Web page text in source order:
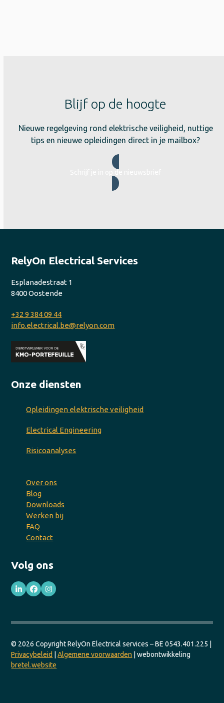
Blijf op de hoogte
Nieuwe regelgeving rond elektrische veiligheid, nuttige
tips en nieuwe opleidingen direct in je mailbox?
RelyOn Electrical Services
Esplanadestraat 1
8400 Oostende
+32 9 384 09 44
info.electrical.be@relyon.com
Onze diensten
Opleidingen elektrische veiligheid
Electrical Engineering
Risicoanalyses
Over ons
Blog
Downloads
Werken bij
FAQ
Contact
Volg ons
LinkedInFacebookInstagram
© 2026 Copyright RelyOn Electrical services – BE 0543.401.225 |
Privacybeleid
|Algemene voorwaarden | webontwikkeling
bretel.website